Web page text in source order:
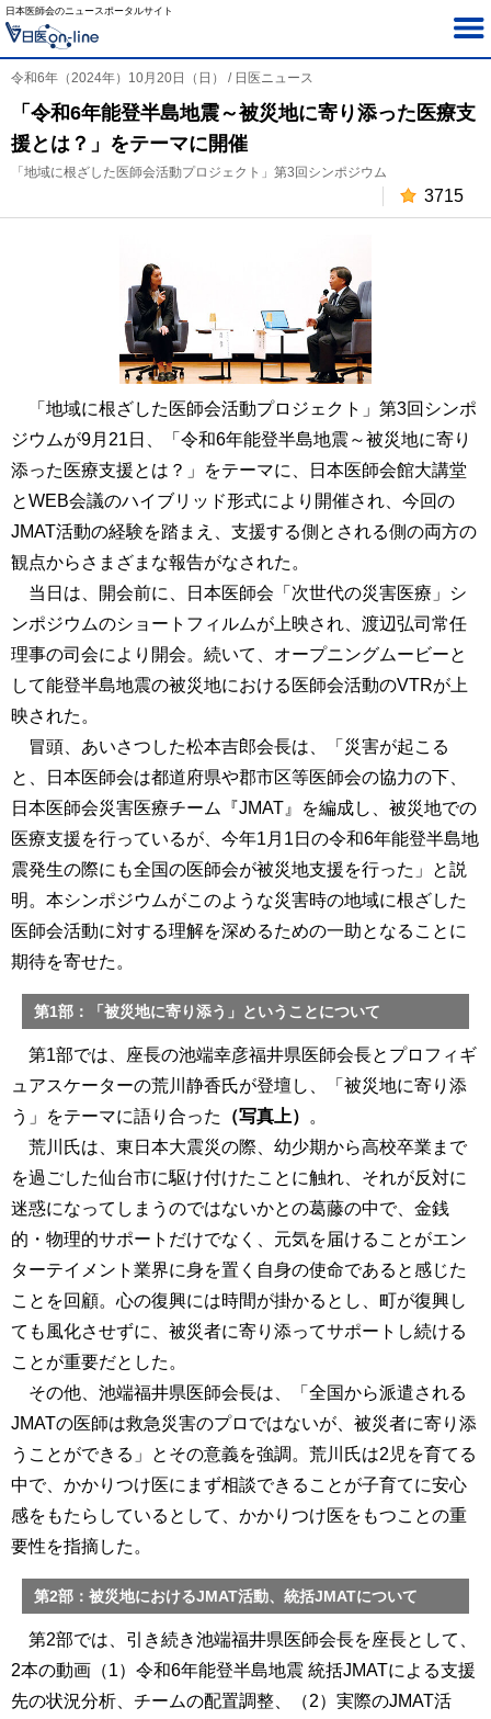
日本医師会のニュースポータルサイト
令和6年（2024年）10月20日（日） / 日医ニュース
「令和6年能登半島地震～被災地に寄り添った医療支
援とは？」をテーマに開催
「地域に根ざした医師会活動プロジェクト」第3回シンポジウム
3715
「地域に根ざした医師会活動プロジェクト」第3回シンポ
ジウムが9月21日、「令和6年能登半島地震～被災地に寄り
添った医療支援とは？」をテーマに、日本医師会館大講堂
とWEB会議のハイブリッド形式により開催され、今回の
JMAT活動の経験を踏まえ、支援する側とされる側の両方の
観点からさまざまな報告がなされた。
当日は、開会前に、日本医師会「次世代の災害医療」シ
ンポジウムのショートフィルムが上映され、渡辺弘司常任
理事の司会により開会。続いて、オープニングムービーと
して能登半島地震の被災地における医師会活動のVTRが上
映された。
冒頭、あいさつした松本吉郎会長は、「災害が起こる
と、日本医師会は都道府県や郡市区等医師会の協力の下、
日本医師会災害医療チーム『JMAT』を編成し、被災地での
医療支援を行っているが、今年1月1日の令和6年能登半島地
震発生の際にも全国の医師会が被災地支援を行った」と説
明。本シンポジウムがこのような災害時の地域に根ざした
医師会活動に対する理解を深めるための一助となることに
期待を寄せた。
第1部：「被災地に寄り添う」ということについて
第1部では、座長の池端幸彦福井県医師会長とプロフィギ
ュアスケーターの荒川静香氏が登壇し、「被災地に寄り添
う」をテーマに語り合った
（写真上）
。
荒川氏は、東日本大震災の際、幼少期から高校卒業まで
を過ごした仙台市に駆け付けたことに触れ、それが反対に
迷惑になってしまうのではないかとの葛藤の中で、金銭
的・物理的サポートだけでなく、元気を届けることがエン
ターテイメント業界に身を置く自身の使命であると感じた
ことを回顧。心の復興には時間が掛かるとし、町が復興し
ても風化させずに、被災者に寄り添ってサポートし続ける
ことが重要だとした。
その他、池端福井県医師会長は、「全国から派遣される
JMATの医師は救急災害のプロではないが、被災者に寄り添
うことができる」とその意義を強調。荒川氏は2児を育てる
中で、かかりつけ医にまず相談できることが子育てに安心
感をもたらしているとして、かかりつけ医をもつことの重
要性を指摘した。
第2部：被災地におけるJMAT活動、統括JMATについて
第2部では、引き続き池端福井県医師会長を座長として、
2本の動画（1）令和6年能登半島地震 統括JMATによる支援
先の状況分析、チームの配置調整、（2）実際のJMAT活